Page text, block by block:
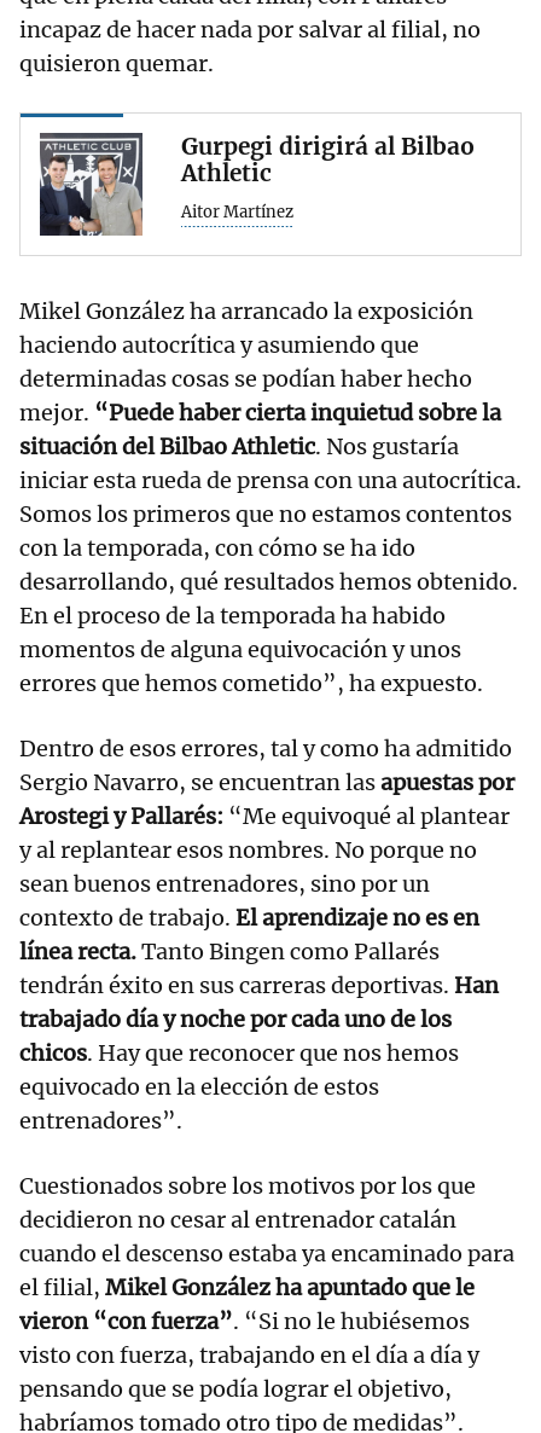
incapaz de hacer nada por salvar al filial, no
quisieron quemar.
Gurpegi dirigirá al Bilbao
Athletic
Aitor Martínez
Mikel González ha arrancado la exposición
haciendo autocrítica y asumiendo que
determinadas cosas se podían haber hecho
mejor. “Puede haber cierta inquietud sobre la
situación del Bilbao Athletic. Nos gustaría
iniciar esta rueda de prensa con una autocrítica.
Somos los primeros que no estamos contentos
con la temporada, con cómo se ha ido
desarrollando, qué resultados hemos obtenido.
En el proceso de la temporada ha habido
momentos de alguna equivocación y unos
errores que hemos cometido”, ha expuesto.
Dentro de esos errores, tal y como ha admitido
Sergio Navarro, se encuentran lasapuestas por
Arostegi y Pallarés: “Me equivoqué al plantear
y al replantear esos nombres. No porque no
sean buenos entrenadores, sino por un
contexto de trabajo. El aprendizaje no es en
línea recta.Tanto Bingen como Pallarés
tendrán éxito en sus carreras deportivas. Han
trabajado día y noche por cada uno de los
chicos. Hay que reconocer que nos hemos
equivocado en la elección de estos
entrenadores”.
Cuestionados sobre los motivos por los que
decidieron no cesar al entrenador catalán
cuando el descenso estaba ya encaminado para
el filial, Mikel González ha apuntado que le
vieron “con fuerza”. “Si no le hubiésemos
visto con fuerza, trabajando en el día a día y
pensando que se podía lograr el objetivo,
habríamos tomado otro tipo de medidas”.